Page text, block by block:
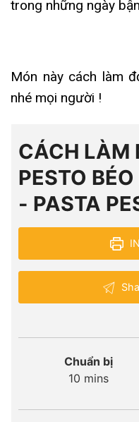
trong những ngày
Món này cách làm
nhé mọi người !
CÁCH LÀM
PESTO
- PASTA
Chuẩn bị
10minutes
mins